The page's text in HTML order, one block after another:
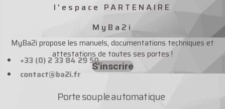
l'espace PARTENAIRE
MyBa2i
MyBa2i propose les manuels, documentations techniques et
attestations de toutes ses portes !
S'inscrire
+33 (0) 2 33 84 29 50
contact@ba2i.fr
Porte souple automatique